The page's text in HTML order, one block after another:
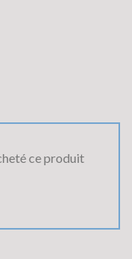
ce produit